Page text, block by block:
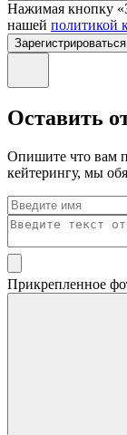
Нажимая кнопку
нашей политикой
Зарегистрироваться
Оставить
Опишите что вам
кейтерингу, мы
Прикрепленное